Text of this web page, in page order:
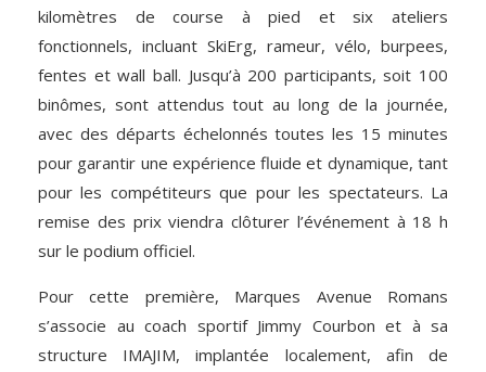
kilomètres de course à pied et six ateliers
fonctionnels, incluant SkiErg, rameur, vélo, burpees,
fentes et wall ball. Jusqu’à 200 participants, soit 100
binômes, sont attendus tout au long de la journée,
avec des départs échelonnés toutes les 15 minutes
pour garantir une expérience fluide et dynamique, tant
pour les compétiteurs que pour les spectateurs. La
remise des prix viendra clôturer l’événement à 18 h
sur le podium officiel.
Pour cette première, Marques Avenue Romans
s’associe au coach sportif Jimmy Courbon et à sa
structure IMAJIM, implantée localement, afin de